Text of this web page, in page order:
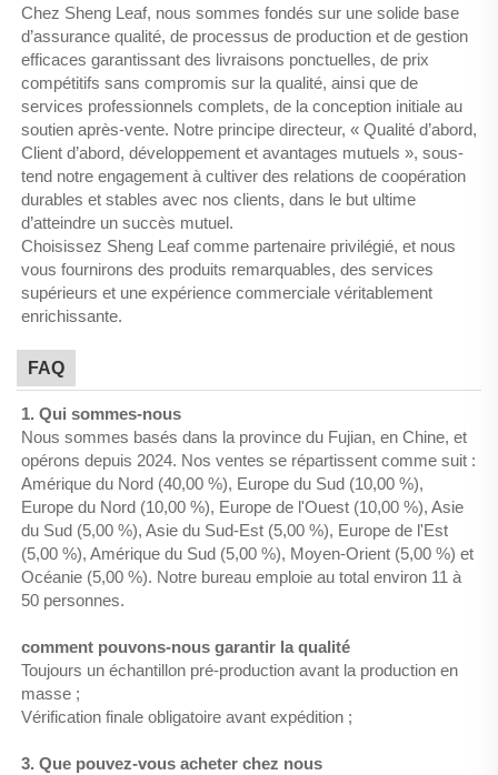
Chez Sheng Leaf, nous sommes fondés sur une solide base
d’assurance qualité, de processus de production et de gestion
efficaces garantissant des livraisons ponctuelles, de prix
compétitifs sans compromis sur la qualité, ainsi que de
services professionnels complets, de la conception initiale au
soutien après-vente. Notre principe directeur, « Qualité d’abord,
Client d’abord, développement et avantages mutuels », sous-
tend notre engagement à cultiver des relations de coopération
durables et stables avec nos clients, dans le but ultime
d’atteindre un succès mutuel.
Choisissez Sheng Leaf comme partenaire privilégié, et nous
vous fournirons des produits remarquables, des services
supérieurs et une expérience commerciale véritablement
enrichissante.
FAQ
1. Qui sommes-nous
Nous sommes basés dans la province du Fujian, en Chine, et
opérons depuis 2024. Nos ventes se répartissent comme suit :
Amérique du Nord (40,00 %), Europe du Sud (10,00 %),
Europe du Nord (10,00 %), Europe de l'Ouest (10,00 %), Asie
du Sud (5,00 %), Asie du Sud-Est (5,00 %), Europe de l'Est
(5,00 %), Amérique du Sud (5,00 %), Moyen-Orient (5,00 %) et
Océanie (5,00 %). Notre bureau emploie au total environ 11 à
50 personnes.
comment pouvons-nous garantir la qualité
Toujours un échantillon pré-production avant la production en
masse ;
Vérification finale obligatoire avant expédition ;
3. Que pouvez-vous acheter chez nous